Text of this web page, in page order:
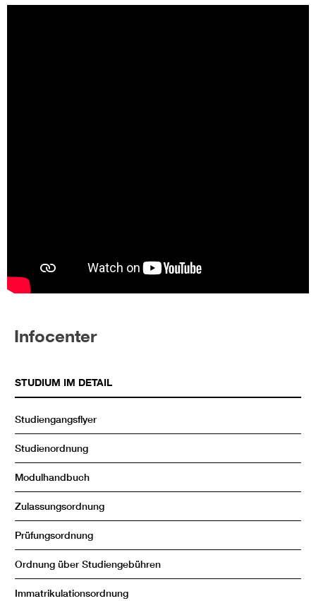
Infocenter
STUDIUM IM DETAIL
Studiengangsflyer
Studienordnung
Modulhandbuch
Zulassungsordnung
Prüfungsordnung
Ordnung über Studiengebühren
Immatrikulationsordnung